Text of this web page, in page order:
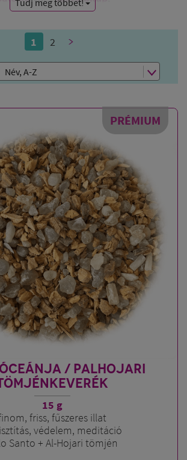
Tudj meg többet!
1 2 >
PRÉMIUM
/ PALHOJARI
15 g
friss, fűszeres illat
védelem, meditáció
Santo + Al-Hojari tömjén